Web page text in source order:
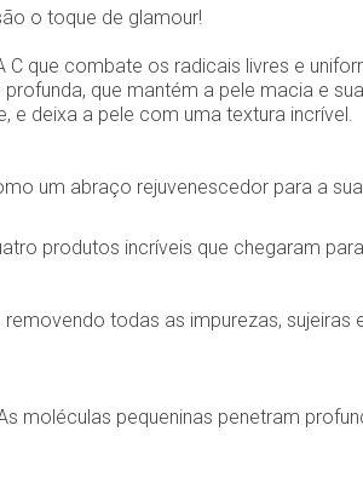
o toque de glamour!
que combate os radicais livres e
que mantém a pele macia e
e deixa a pele com uma textura incrível.
um abraço rejuvenescedor para a
produtos incríveis que chegaram
todas as impurezas, sujeiras
moléculas pequeninas penetram